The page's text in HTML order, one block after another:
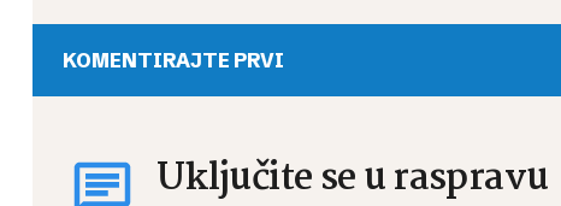
KOMENTIRAJTE PRVI
Uključite se u raspravu